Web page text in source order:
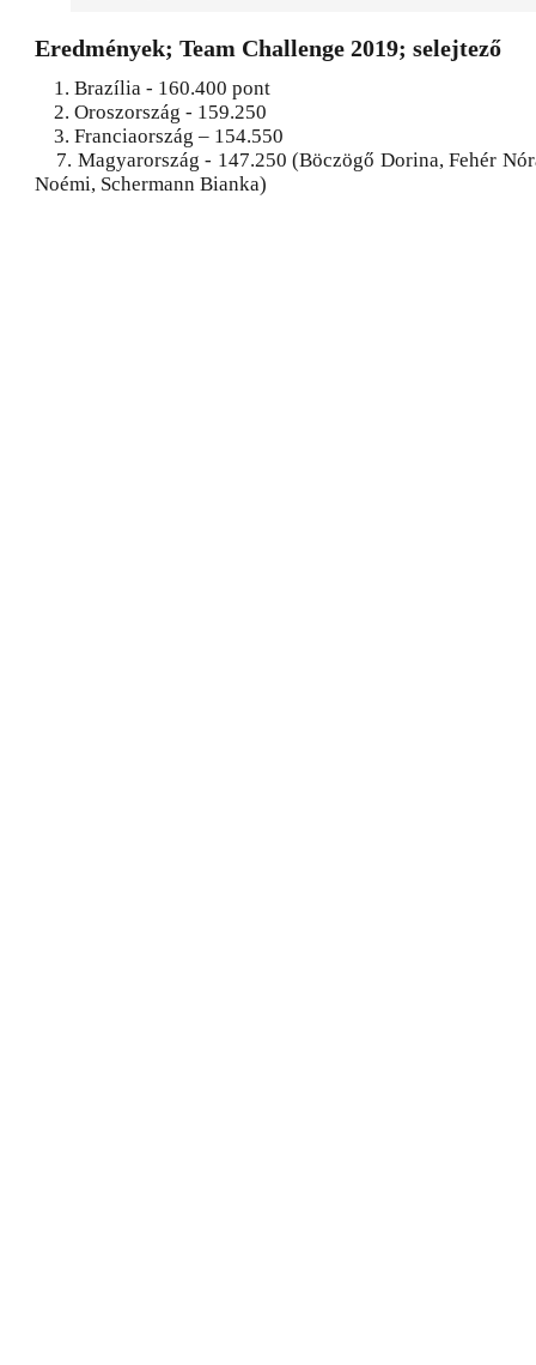
Eredmények; Team Challenge 2019; selejtező
1. Brazília - 160.400 pont
2. Oroszország - 159.250
3. Franciaország – 154.550
7. Magyarország - 147.250 (Böczögő Dorina, Fehér
Noémi, Schermann Bianka)